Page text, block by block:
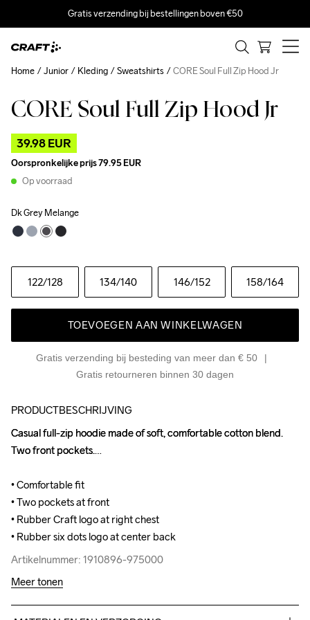
Gratis verzending bij bestellingen boven €50
CORE Soul Full Zip Hood Jr
39.98 EUR
Oorspronkelijke prijs79.95 EUR
Op voorraad
Dk Grey Melange
122/128 134/140 146/152 158/164
TOEVOEGEN AAN WINKELWAGEN
Gratis verzending bij besteding van meer dan € 50
Gratis retourneren binnen 30 dagen
Home Junior Kleding Sweatshirts CORE Soul Full Zip Hood Jr
Outlet
PRODUCTBESCHRIJVING
Casual full-zip hoodie made of soft, comfortable cotton blend.
Two front pockets.
• Comfortable fit
• Two pockets at front
• Rubber Craft logo at right chest
• Rubber six dots logo at center back
Artikelnummer: 1910896-975000
Casual full-zip hoodie made of soft, comfortable cotton blend.
Two front pockets.
• Comfortable fit
• Two pockets at front
• Rubber Craft logo at right chest
• Rubber six dots logo at center back
Artikelnummer: 1910896-975000
Meer tonen